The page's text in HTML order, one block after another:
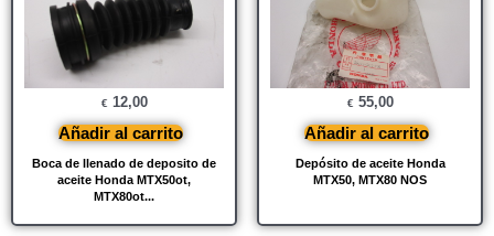
Boca de llenado de deposito de
aceite Honda MTX50ot,
MTX80ot...
€ 12,00
Añadir al carrito
Depósito de aceite Honda
MTX50, MTX80 NOS
€ 55,00
Añadir al carrito